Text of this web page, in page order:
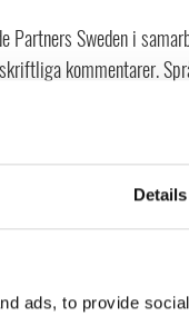
Details
ads, to provide
Sweden i
kommentarer.
här
Om du är leverantör